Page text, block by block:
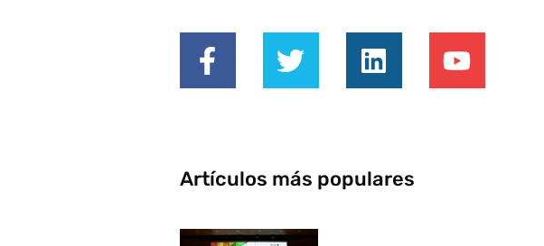
Artículos más populares